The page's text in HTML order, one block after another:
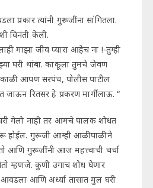
प्रकार त्यांनी गुरूजींना सांगितला.
विनंती केली.
माझा जीव प्यारा आहेच ना !-तुम्ही
घरी थांबा. काकूला तुमचे जेवण
आपण सरपंच, पोलीस पाटील
जाऊन रितसर हे प्रकरण मार्गी लाऊ. “
गेलो नाही तर आमचे पालक शोधत
होईल. गुरूजी आम्ही आळीपाळीने
गुरूजींनी आज महत्त्वाची चर्चा
म्हणजे. कुणी उगाच शोध घेणार
आवडला आणि अर्ध्या तासात मुल घरी